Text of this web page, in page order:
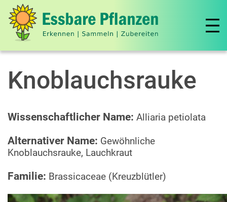
Knoblauchsrauke
Wissenschaftlicher Name: Alliaria petiolata
Alternativer Name: Gewöhnliche
Knoblauchsrauke, Lauchkraut
Familie: Brassicaceae (Kreuzblütler)